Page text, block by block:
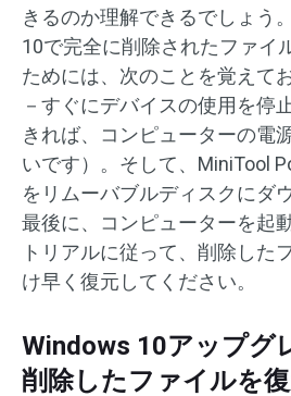
きるのか理解できるでしょう
10で完全に削除されたファイ
ためには、次のことを覚えて
－すぐにデバイスの使用を停
きれば、コンピューターの電
いです）。そして、MiniTool
をリムーバブルディスクにダ
最後に、コンピューターを起
トリアルに従って、削除した
け早く復元してください。
Windows 10アップグ
削除したファイルを